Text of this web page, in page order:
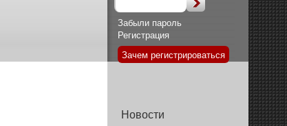
Забыли пароль
Регистрация
Зачем регистрироваться
Новости